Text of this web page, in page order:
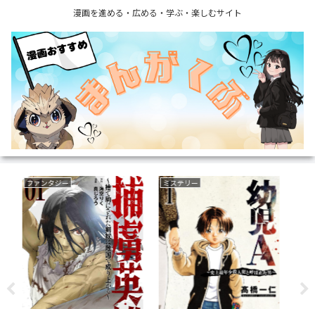
漫画を進める・広める・学ぶ・楽しむサイト
復讐 恋愛